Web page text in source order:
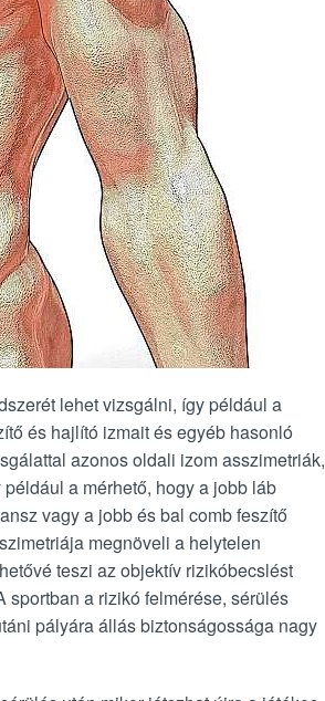
lehet vizsgálni, így például a
és hajlító izmait és egyéb hasonló
azonos oldali izom asszimetriák,
a mérhető, hogy a jobb láb
vagy a jobb és bal comb feszítő
megnöveli a helytelen
teszi az objektív rizikóbecslést
sportban a rizikó felmérése, sérülés
pályára állás biztonságossága nagy